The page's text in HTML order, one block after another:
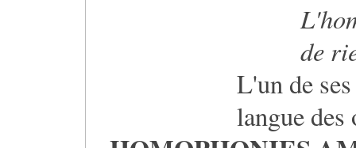
de
L'un de
langue des